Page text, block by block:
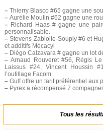
– Thierry Blasco #65 gagne une
– Aurélie Moulin #62 gagne une
– Richard Haas # gagne une
personnalisable.
– Stevens Zabiolle-Souply #6 et
et additifs Mécacyl
– Diégo Calzavara # gagne un lot
– Arnaud Rouveret #56, Régis
Laissus #24, Vincent Houssin
l’outillage Facom.
– Gulf offre un tarif préférentiel aux
– Pyrex a récompensé 7
Tous les